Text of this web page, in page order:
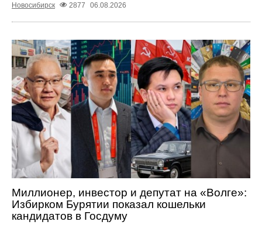
Новосибирск
2877 06.08.2026
Миллионер, инвестор и депутат на «Волге»:
Избирком Бурятии показал кошельки
кандидатов в Госдуму